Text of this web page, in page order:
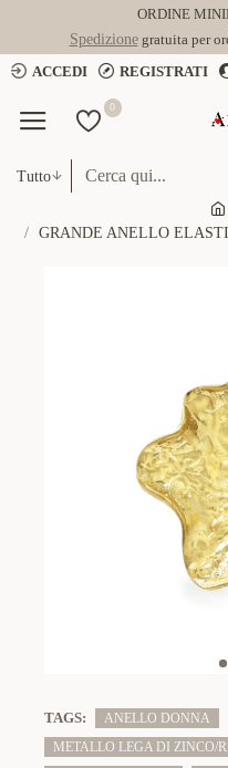
ORDINE
Spedizionegratuita per
ACCEDI
REGISTRATI
0
Tutto
GRANDE ANELLO
TAGS:
ANELLO DONNA
METALLO LEGA DI ZINCO/